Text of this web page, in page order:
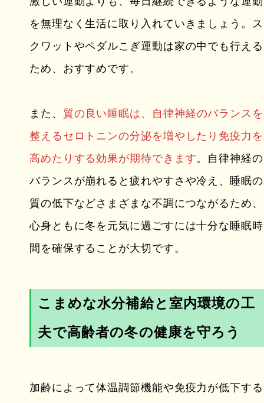
を無理なく生活に取り入れていきましょう。ス
クワットやペダルこぎ運動は家の中でも行える
ため、おすすめです。
また、 質の良い睡眠は、自律神経のバランスを
整えるセロトニンの分泌を増やしたり免疫力を
高めたりする効果が期待できます。自律神経の
バランスが崩れると疲れやすさや冷え、睡眠の
質の低下などさまざまな不調につながるため、
心身ともに冬を元気に過ごすには十分な睡眠時
間を確保することが大切です。
こまめな水分補給と室内環境の工
夫で高齢者の冬の健康を守ろう
加齢によって体温調節機能や免疫力が低下する